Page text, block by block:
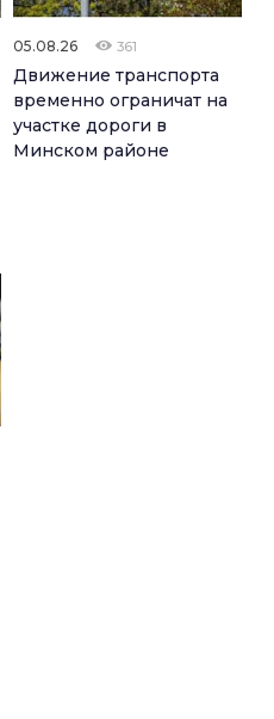
05.08.26 361
Движение транспорта
временно ограничат на
участке дороги в
Минском районе